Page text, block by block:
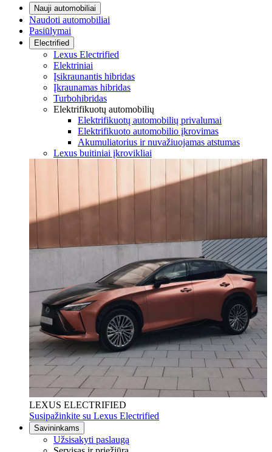
Nauji automobiliai
Naudoti automobiliai
Pasiūlymai
Electrified
Lexus Electrified
Elektriniai
Įsikraunantis hibridas
Įkraunamas hibridas
Turbohibridas
Elektrifikuotų automobilių
Elektrifikuotų automobilių privalumai
Elektrifikuoto automobilio įkrovimas
Akumuliatorius ir nuvažiuojamas atstumas
Lexus buitiniai įkrovikliai
LEXUS ELECTRIFIED
Susipažinkite su Lexus Electrified
Savininkams
Užsisakyti paslaugą